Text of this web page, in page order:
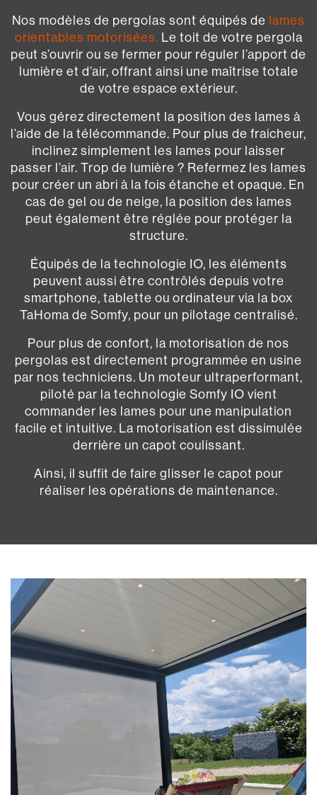
Nos modèles de pergolas sont équipés de lames
orientables motorisées. Le toit de votre pergola
peut s’ouvrir ou se fermer pour réguler l’apport de
lumière et d’air, offrant ainsi une maîtrise totale
de votre espace extérieur.
Vous gérez directement la position des lames à
l’aide de la télécommande. Pour plus de fraicheur,
inclinez simplement les lames pour laisser
passer l’air. Trop de lumière ? Refermez les lames
pour créer un abri à la fois étanche et opaque. En
cas de gel ou de neige, la position des lames
peut également être réglée pour protéger la
structure.
Équipés de la technologie IO, les éléments
peuvent aussi être contrôlés depuis votre
smartphone, tablette ou ordinateur via la box
TaHoma de Somfy, pour un pilotage centralisé.
Pour plus de confort, la motorisation de nos
pergolas est directement programmée en usine
par nos techniciens. Un moteur ultraperformant,
piloté par la technologie Somfy IO vient
commander les lames pour une manipulation
facile et intuitive. La motorisation est dissimulée
derrière un capot coulissant.
Ainsi, il suffit de faire glisser le capot pour
réaliser les opérations de maintenance.